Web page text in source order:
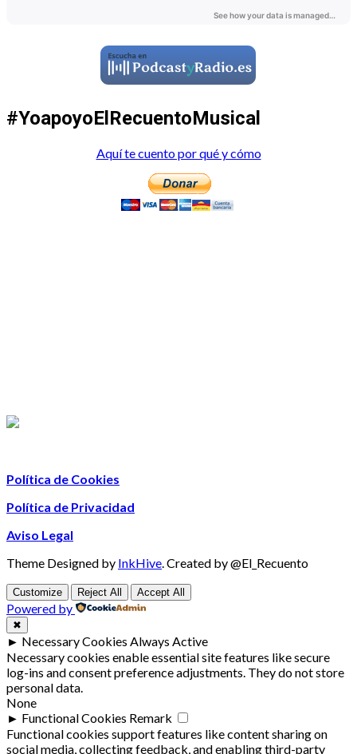
#YoapoyoElRecuentoMusical
Aquí te cuento por qué y cómo
Política de Cookies
Política de Privacidad
Aviso Legal
Theme Designed by InkHive Created by @El_Recuento
Customize Reject All Accept All
Powered by
✖
► Necessary Cookies Always Active
Necessary cookies enable essential site features like secure
log-ins and consent preference adjustments. They do not store
personal data.
None
► Functional Cookies Remark
Functional cookies support features like content sharing on
social media, collecting feedback, and enabling third-party